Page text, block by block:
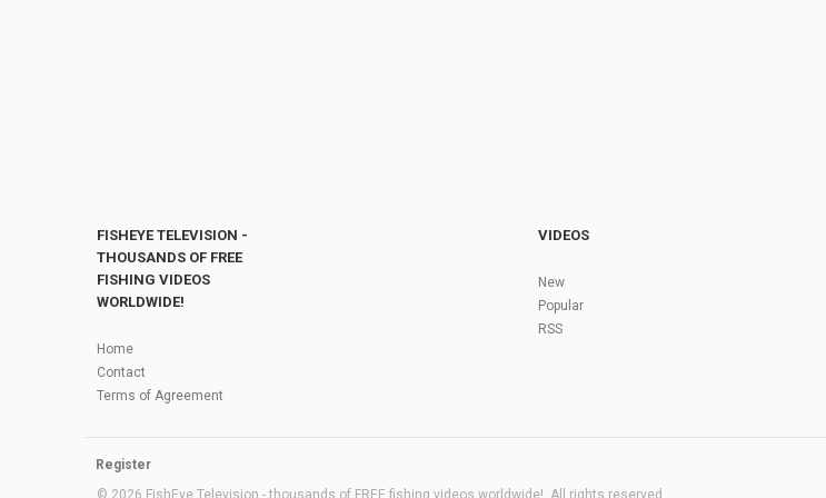
FISHEYE TELEVISION -
THOUSANDS OF FREE
FISHING VIDEOS
WORLDWIDE!
Home
Contact
Terms of Agreement
VIDEOS
New
Popular
RSS
Register
© 2026 FishEye Television - thousands of FREE fishing videos worldwide!. All rights reserved